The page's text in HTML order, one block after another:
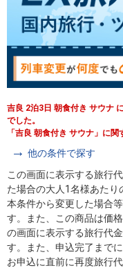
吉良 2泊3日 朝食付き サウナ
でした。
「吉良 朝食付き サウナ」に
他の条件で探す
この画面に表示する旅行
た場合の大人1名様あた
本条件から変更した場合
す。また、この商品は価
の画面に表示する旅行代
す。また、申込完了まで
お申込に直前に再度旅行